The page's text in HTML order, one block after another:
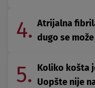
4. Atrijalna
dugo se
5. Koliko košta
Uopšte nije